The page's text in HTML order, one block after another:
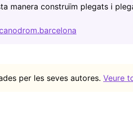
manera construïm plegats i
per les seves autores. Veure